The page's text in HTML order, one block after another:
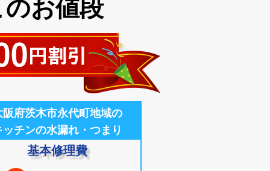
お値段
阪府茨木市永代町地域の
ッチンの水漏れ・つまり
基本修理費